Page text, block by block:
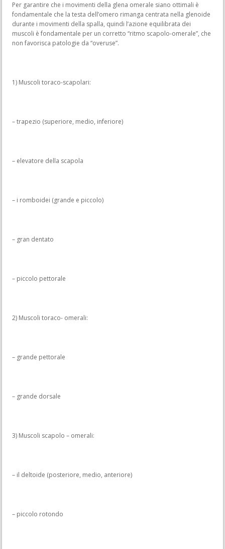
Per garantire che i movimenti della glena omerale siano ottimali è
fondamentale che la testa dell’omero rimanga centrata nella glenoide
durante i movimenti della spalla, quindi l’azione equilibrata dei
muscoli è fondamentale per un corretto “ritmo scapolo-omerale”, che
non favorisca patologie da “overuse”.
1) Muscoli toraco-scapolari:
– trapezio (superiore, medio, inferiore)
– elevatore della scapola
– i romboidei (grande e piccolo)
– gran dentato
– piccolo pettorale
2) Muscoli toraco- omerali:
– grande pettorale
– grande dorsale
3) Muscoli scapolo – omerali:
– il deltoide (posteriore, medio, anteriore)
– piccolo rotondo